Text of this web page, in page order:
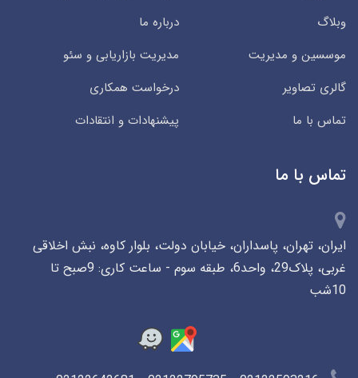
وبلاگ
درباره ما
موسسین و مدیریت
مدیریت بازاریابی و سئو
گالری تصاویر
درخواست همکاری
تماس با ما
پیشنهادات و انتقادات
تماس با ما
ایران، تهران، پاسداران، خیابان دولت، بلوار کاوه، نبش اخلاقی
غربی، پلاک29، واحد6، طبقه سوم - ساعت کاری: 9صبح تا
10شب